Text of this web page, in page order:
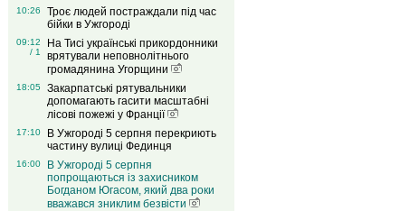
10:26
Троє людей постраждали під час
бійки в Ужгороді
09:12
/ 1
На Тисі українські прикордонники
врятували неповнолітнього
громадянина Угорщини
18:05
Закарпатські рятувальники
допомагають гасити масштабні
лісові пожежі у Франції
17:10
В Ужгороді 5 серпня перекриють
частину вулиці Фединця
16:00
В Ужгороді 5 серпня
попрощаються із захисником
Богданом Югасом, який два роки
вважався зниклим безвісти